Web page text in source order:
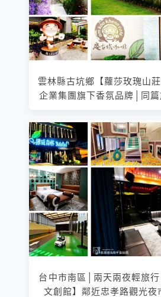
雲林縣古坑鄉【蘿莎玫瑰山
企業集團旗下香氛品牌│同
台中市南區│兩天兩夜輕旅
文創館】鄰近忠孝路觀光夜